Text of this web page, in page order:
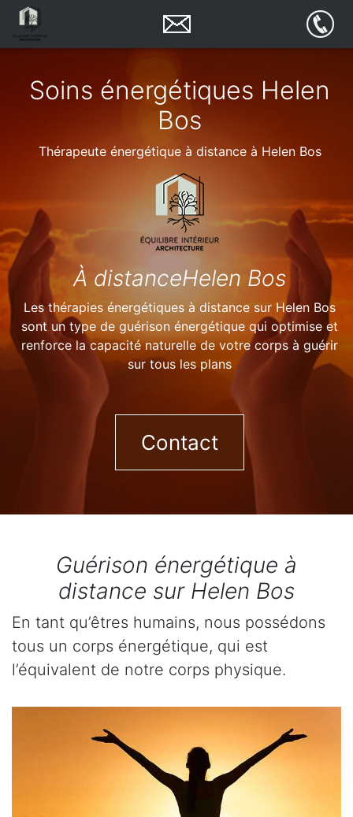
Soins énergétiques Helen
Bos
Thérapeute énergétique à distance à Helen Bos
À distanceHelen Bos
Les thérapies énergétiques à distance sur Helen Bos
sont un type de guérison énergétique qui optimise et
renforce la capacité naturelle de votre corps à guérir
sur tous les plans
Contact
Guérison énergétique à
distance sur Helen Bos
En tant qu’êtres humains, nous possédons
tous un corps énergétique, qui est
l’équivalent de notre corps physique.